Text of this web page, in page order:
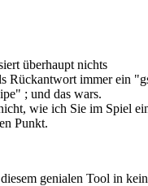
überhaupt nichts
Rückantwort immer ein
; und das wars.
wie ich Sie im Spiel
Punkt.
genialen Tool in